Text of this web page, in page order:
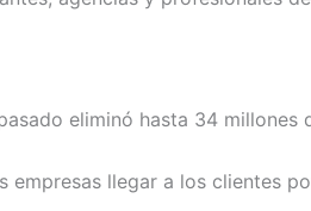
eliminó hasta 34 millones
empresas llegar a los clientes